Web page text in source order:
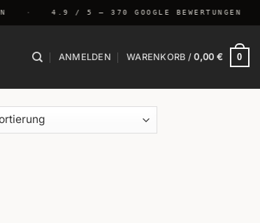
4.9 / 5 — 370 GOOGLE BEWERTUNGEN
ANMELDEN WARENKORB /0,00 € 0